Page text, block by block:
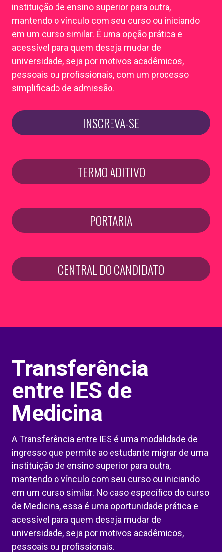
instituição de ensino superior para outra,
mantendo o vínculo com seu curso ou iniciando
em um curso similar. É uma opção prática e
acessível para quem deseja mudar de
universidade, seja por motivos acadêmicos,
pessoais ou profissionais, com um processo
simplificado de admissão.
INSCREVA-SE
TERMO ADITIVO
PORTARIA
CENTRAL DO CANDIDATO
Transferência
entre IES de
Medicina
A Transferência entre IES é uma modalidade de
ingresso que permite ao estudante migrar de uma
instituição de ensino superior para outra,
mantendo o vínculo com seu curso ou iniciando
em um curso similar. No caso específico do curso
de Medicina, essa é uma oportunidade prática e
acessível para quem deseja mudar de
universidade, seja por motivos acadêmicos,
pessoais ou profissionais.